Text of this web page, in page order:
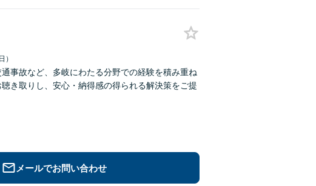
）
事故など、多岐にわたる分野での経験を積み重ね
き取りし、安心・納得感の得られる解決策をご提
メールでお問い合わせ